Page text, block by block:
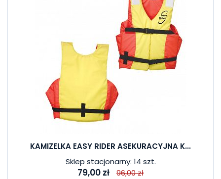
KAMIZELKA EASY RIDER ASEKURACYJNA K...
Sklep stacjonarny: 14 szt.
79,00 zł 96,00 zł